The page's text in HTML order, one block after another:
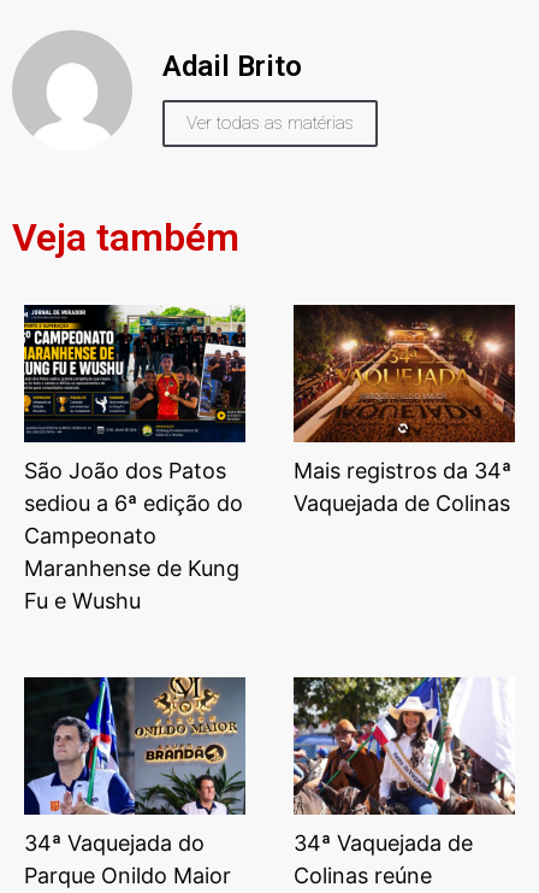
Adail Brito
Ver todas as matérias
Veja também
São João dos Patos
sediou a 6ª edição do
Campeonato
Maranhense de Kung
Fu e Wushu
Mais registros da 34ª
Vaquejada de Colinas
34ª Vaquejada do
Parque Onildo Maior
34ª Vaquejada de
Colinas reúne